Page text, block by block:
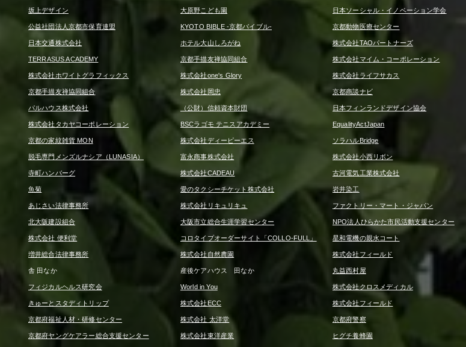
坂上デザイン 大原野こども園 日本ソーシャル・イノベーション学会
公益社団法人京都市保育連盟 KYOTO BIBLE -京都バイブル- 京都動物医療センター
日本交通株式会社 ホテル大山しろがね 株式会社TAOパートナーズ
TERRASUS ACADEMY 京都手描友禅協同組合 株式会社マイム・コーポレーション
株式会社ホワイトグラフィックス 株式会社one's Glory 株式会社ライフサカス
京都手描友禅協同組合 株式会社岡忠 京都商談ナビ
パルハウス株式会社 （公財）信頼資本財団 日本フィンランドデザイン協会
株式会社タカヤコーポレーション BSCラゴモ テニスアカデミー EqualityActJapan
京都の家紋雑貨 MON 株式会社ディーピーエス ソラハルBridge
脱毛専門メンズルナシア（LUNASIA） 富永商事株式会社 株式会社小西リボン
寺町ハンバーグ 株式会社CADEAU 古河電気工業株式会社
魚菊 愛のタクシーチケット株式会社 岩井染工
あじさい法律事務所 株式会社リキュリキュ ファクトリー・マート・ジャパン
北大阪建設組合 大阪市立総合生涯学習センター NPO法人ひらかた市民活動支援センター
株式会社 便利堂 コロタイプオーダーサイト「COLLO-FULL」 星和電機の親水コート
増井総合法律事務所 株式会社自然農園 株式会社フィールド
舎 田なか 産後ケアハウス 田なか 丸益西村屋
フィジカルヘルス研究会 World in You 株式会社クロスメディカル
きゅーとスタディトリップ 株式会社ECC 株式会社フィールド
京都府福祉人材・研修センター 株式会社 太洋堂 京都府警察
京都府ヤングケアラー総合支援センター 株式会社東洋産業 ヒグチ養蜂園